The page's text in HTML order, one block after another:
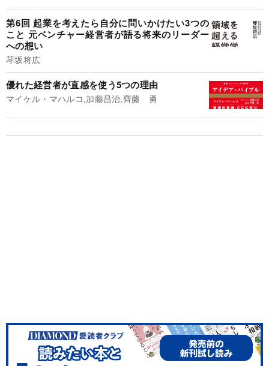
第6回 起業を考えたら自分に問いかけたい3つの
こと 元ベンチャー経営者が語る将来のリーダー
への想い
琴坂将広
優れた経営者が直感を使う5つの理由
マイケル・マハルコ,加藤昌治,齊藤 勇